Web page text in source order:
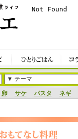
卵 サケ パスタ ネギ